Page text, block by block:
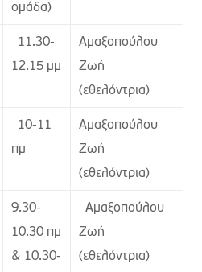
ομάδα)
11.30-
12.15 μμ
Αμαξοπούλου
Ζωή
(εθελόντρια)
10-11
πμ
Αμαξοπούλου
Ζωή
(εθελόντρια)
9.30-
10.30 πμ
& 10.30-
Αμαξοπούλου
Ζωή
(εθελόντρια)